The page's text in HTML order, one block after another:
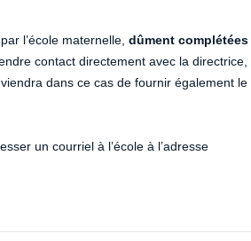
l’école maternelle, dûment complétées
contact directement avec la directrice,
dans ce cas de fournir également le
un courriel à l’école à l’adresse